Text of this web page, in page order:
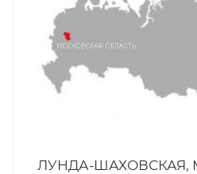
ЛУНДА-ШАХОВСКАЯ,